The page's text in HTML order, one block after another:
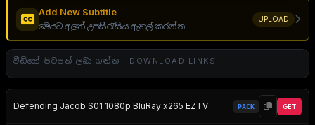
Add New Subtitle
මෙයට අලුත් උපසිරැසිය ඇතුල් කරන්න
UPLOAD
වීඩියෝ පිටපත් ලබා ගන්න . DOWNLOAD LINKS
Defending Jacob S01 1080p BluRay x265 EZTV PACK GET